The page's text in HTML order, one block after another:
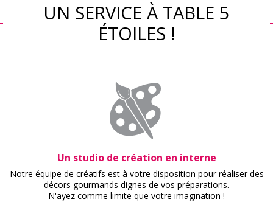
UN SERVICE À TABLE 5
ÉTOILES !
Un studio de création en interne
Notre équipe de créatifs est à votre disposition pour réaliser des
décors gourmands dignes de vos préparations.
N'ayez comme limite que votre imagination !